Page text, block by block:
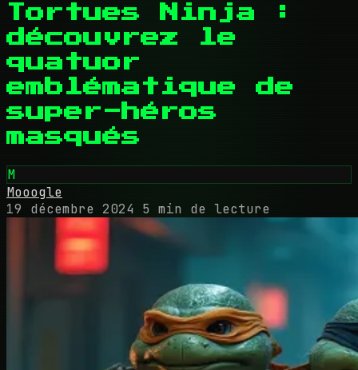
Tortues Ninja :
découvrez le
quatuor
emblématique de
super-héros
masqués
M
Mooogle
19 décembre 2024 5 min de lecture